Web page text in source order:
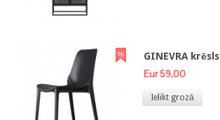
GINEVRA krēsls
Eur 59,00
Ielikt grozā